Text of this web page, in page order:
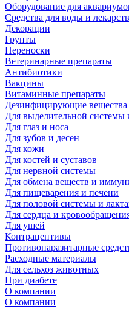
Оборудование для
Средства для воды и
Декорации
Грунты
Переноски
Ветеринарные препараты
Антибиотики
Вакцины
Витаминные препараты
Дезинфицирующие вещества
Для выделительной системы
Для глаз и носа
Для зубов и десен
Для кожи
Для костей и суставов
Для нервной системы
Для обмена веществ и
Для пищеварения и печени
Для половой системы и
Для сердца и
Для ушей
Контрацептивы
Противопаразитарные
Расходные материалы
Для сельхоз животных
При диабете
О компании
О компании